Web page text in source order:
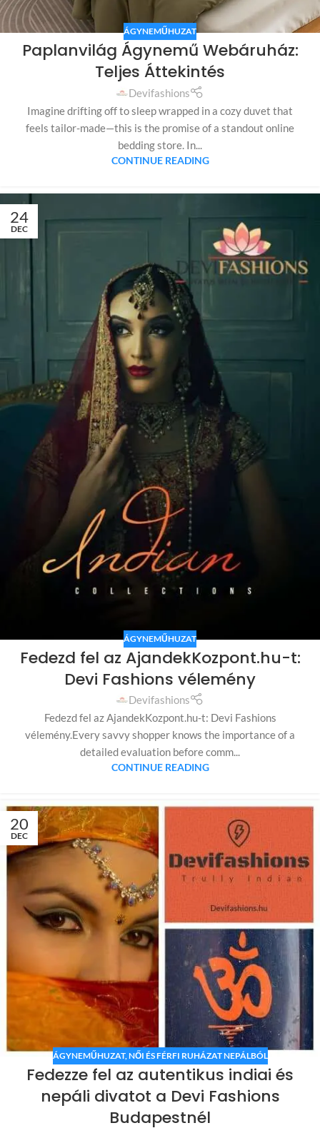
ÁGYNEMŰHUZAT
Paplanvilág Ágynemű Webáruház:
Teljes Áttekintés
Devifashions
Imagine drifting off to sleep wrapped in a cozy duvet that
feels tailor-made—this is the promise of a standout online
bedding store. In...
CONTINUE READING
24
DEC
ÁGYNEMŰHUZAT
Fedezd fel az AjandekKozpont.hu-t:
Devi Fashions vélemény
Devifashions
Fedezd fel az AjandekKozpont.hu-t: Devi Fashions
vélemény.Every savvy shopper knows the importance of a
detailed evaluation before comm...
CONTINUE READING
20
DEC
ÁGYNEMŰHUZAT, NŐI ÉS FÉRFI RUHÁZAT NEPÁLBÓL
Fedezze fel az autentikus indiai és
nepáli divatot a Devi Fashions
Budapestnél